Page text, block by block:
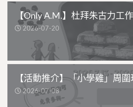
【Only A.M.】杜拜朱古力工
2026-07-20
【活動推介】「小學雞」周圍
2026-07-08